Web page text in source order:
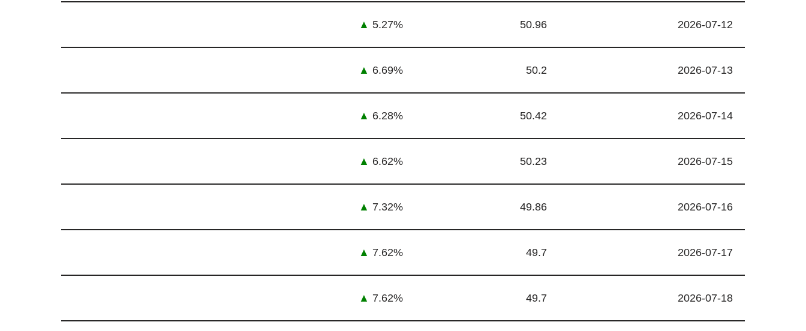
2026-07-12
50.96
5.27%
▲
2026-07-13
50.2
6.69%
▲
2026-07-14
50.42
6.28%
▲
2026-07-15
50.23
6.62%
▲
2026-07-16
49.86
7.32%
▲
2026-07-17
49.7
7.62%
▲
2026-07-18
49.7
7.62%
▲